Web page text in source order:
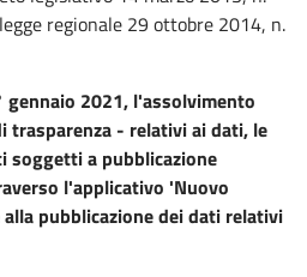
regionale 29 ottobre 2014, n.
2021, l'assolvimento
trasparenza - relativi ai dati, le
soggetti a pubblicazione
l'applicativo 'Nuovo
pubblicazione dei dati relativi